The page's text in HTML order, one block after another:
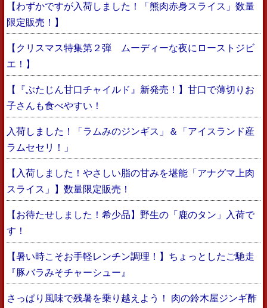
【わずかですが入荷しました！「熊肉赤身スライス」数量
限定販売！】
【クリスマス特集第２弾 ムーディーな夜にローストジビ
エ！】
【『ぶたじん甘口チャイルド』新発売！】甘口で薄切りお
子さんも食べやすい！
入荷しました！「ラムみのジンギス」＆「アイスランド産
ラムセセリ！」
【入荷しました！やさしい脂の甘みを堪能「アナグマ上肉
スライス」】数量限定販売！
【お待たせしました！希少品】野生の「鹿のタン」入荷で
す！
【暑い時こそお手軽レンチン調理！】ちょっとしたご馳走
『豚バラみそチャーシュー』
さっぱり風味で残暑を乗り越えよう！ 肉の鈴木屋ジンギ酢